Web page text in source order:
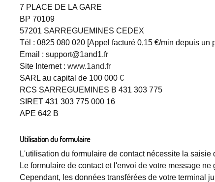
7 PLACE DE LA GARE
BP 70109
57201 SARREGUEMINES CEDEX
Tél : 0825 080 020 [Appel facturé 0,15 €/min depuis un
Email : support@1and1.fr
Site Internet : www.1and.fr
SARL au capital de 100 000 €
RCS SARREGUEMINES B 431 303 775
SIRET 431 303 775 000 16
APE 642 B
Utilisation du formulaire
L'utilisation du formulaire de contact nécessite la
Le formulaire de contact et l'envoi de votre message
Cependant, les données transférées de votre terminal